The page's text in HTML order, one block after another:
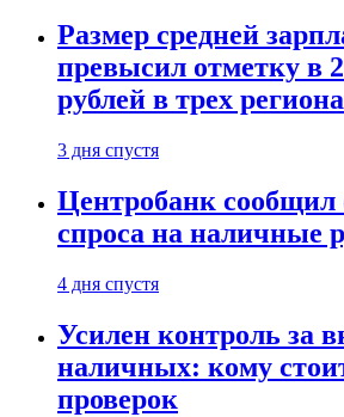
Размер средней
превысил отметку в
рублей в трех
3 дня спустя
Центробанк сообщил
спроса на наличные
4 дня спустя
Усилен контроль за
наличных: кому
проверок